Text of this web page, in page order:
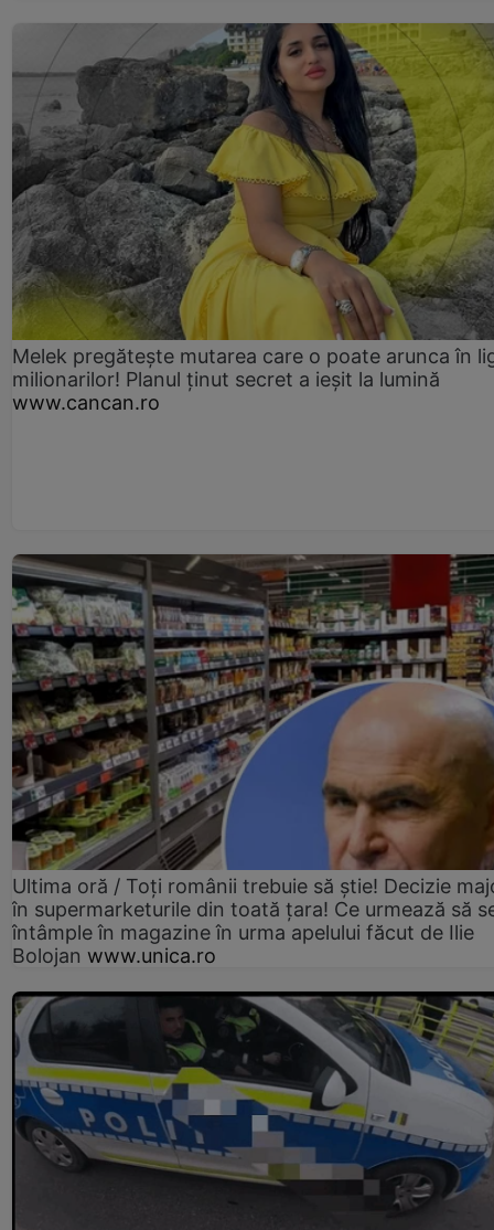
Melek pregătește mutarea care o poate arunca în
milionarilor! Planul ținut secret a ieșit la lumină
www.cancan.ro
Ultima oră / Toți românii trebuie să știe! Decizie
în supermarketurile din toată țara! Ce urmează să
întâmple în magazine în urma apelului făcut de Ilie
Bolojan www.unica.ro